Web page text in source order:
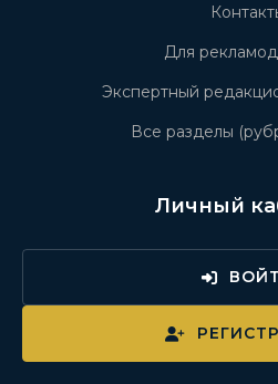
Для
Экспертный
Все разделы
Личный